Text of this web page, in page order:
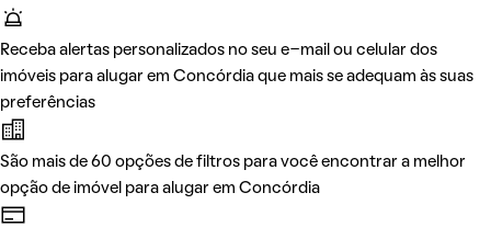
Receba alertas personalizados no seu e-mail ou celular dos
imóveis para alugar em Concórdia que mais se adequam às suas
preferências
São mais de 60 opções de filtros para você encontrar a melhor
opção de imóvel para alugar em Concórdia